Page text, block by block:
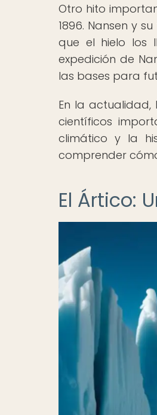
Otro hito
1896. Nansen y
que el hielo los
expedición de
las bases para
En la actualidad,
científicos
climático y la
comprender
El Ártico: